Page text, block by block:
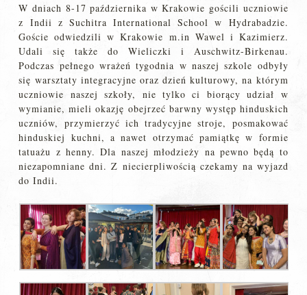
W dniach 8-17 października w Krakowie gościli uczniowie
z Indii z Suchitra International School w Hydrabadzie.
Goście odwiedzili w Krakowie m.in Wawel i Kazimierz.
Udali się także do Wieliczki i Auschwitz-Birkenau.
Podczas pełnego wrażeń tygodnia w naszej szkole odbyły
się warsztaty integracyjne oraz dzień kulturowy, na którym
uczniowie naszej szkoły, nie tylko ci biorący udział w
wymianie, mieli okazję obejrzeć barwny występ hinduskich
uczniów, przymierzyć ich tradycyjne stroje, posmakować
hinduskiej kuchni, a nawet otrzymać pamiątkę w formie
tatuażu z henny. Dla naszej młodzieży na pewno będą to
niezapomniane dni. Z niecierpliwością czekamy na wyjazd
do Indii.